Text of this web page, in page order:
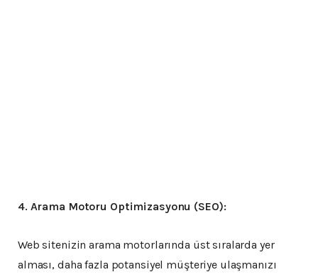
4. Arama Motoru Optimizasyonu (SEO):
Web sitenizin arama motorlarında üst sıralarda yer
alması, daha fazla potansiyel müşteriye ulaşmanızı